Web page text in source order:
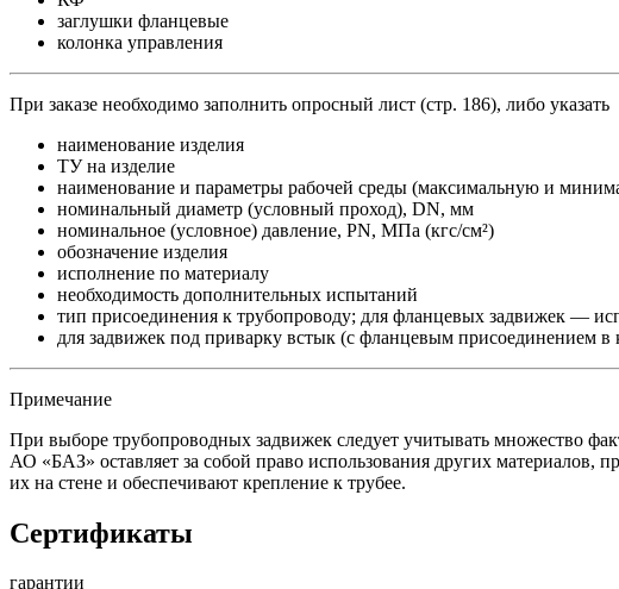
заглушки фланцевые
колонка управления
При заказе необходимо заполнить опросный лист (стр. 186), либо указать
наименование изделия
ТУ на изделие
наименование и параметры рабочей среды (максимальную и
номинальный диаметр (условный проход), DN, мм
номинальное (условное) давление, PN, МПа (кгс/см²)
обозначение изделия
исполнение по материалу
необходимость дополнительных испытаний
тип присоединения к трубопроводу; для фланцевых задвижек —
для задвижек под приварку встык (с фланцевым присоединением
Примечание
При выборе трубопроводных задвижек следует учитывать множество
АО «БАЗ» оставляет за собой право использования других
их на стене и обеспечивают крепление к трубее.
Сертификаты
гарантии